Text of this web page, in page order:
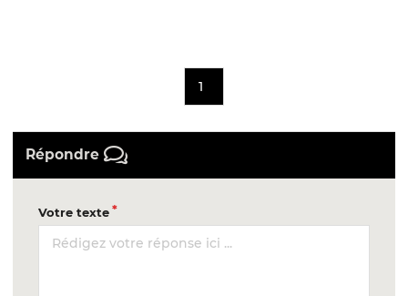
1
Répondre
Votre texte